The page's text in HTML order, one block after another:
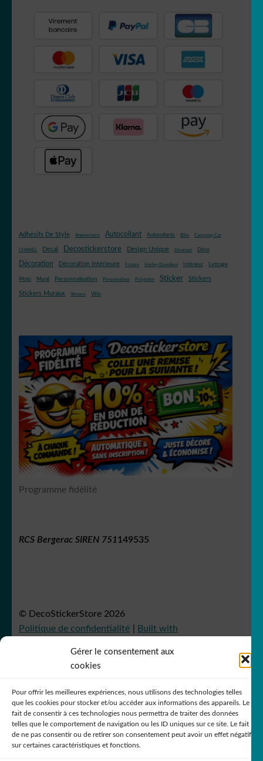
Gérer le consentement aux
cookies
Pour offrir les meilleures expériences, nous utilisons des technologies telles
que les cookies pour stocker et/ou accéder aux informations des appareils. Le
fait de consentir à ces technologies nous permettra de traiter des données
telles que le comportement de navigation ou les ID uniques sur ce site. Le fait
de ne pas consentir ou de retirer son consentement peut avoir un effet négatif
sur certaines caractéristiques et fonctions.
Adhésifs De Style Anniversaire Autocollant Autocollants Bike Camping-Car
CHANEL Decal Decostickerstore Design Unique Douceur Déco
Décoration Décoration Intérieure France Harley Davidson Intérieur Lettrage
Moto Mural Personnalisation Personnaliser Polyester Sticker Stickers
Stickers Muraux Versace Vélo
Programme fidélité
RCS Bergerac SIREN 751149535
© DecoStickerStore 2026
Politique de confidentialité
Built with